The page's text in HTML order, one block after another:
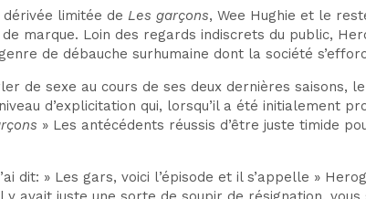
dérivée limitée de Les garçons, Wee Hughie et le
marque. Loin des regards indiscrets du public,
de débauche surhumaine dont la société
de sexe au cours de ses deux dernières
d’explicitation qui, lorsqu’il a été initialement
» Les antécédents réussis d’être juste timide
dit: » Les gars, voici l’épisode et il s’appelle »